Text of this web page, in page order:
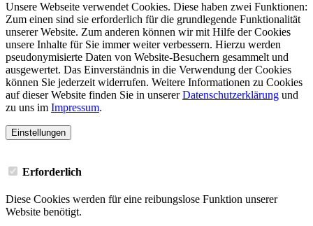
Unsere Webseite verwendet Cookies. Diese haben zwei Funktionen:
Zum einen sind sie erforderlich für die grundlegende Funktionalität
unserer Website. Zum anderen können wir mit Hilfe der Cookies
unsere Inhalte für Sie immer weiter verbessern. Hierzu werden
pseudonymisierte Daten von Website-Besuchern gesammelt und
ausgewertet. Das Einverständnis in die Verwendung der Cookies
können Sie jederzeit widerrufen. Weitere Informationen zu Cookies
auf dieser Website finden Sie in unsererDatenschutzerklärung und
zu uns im Impressum.
Einstellungen
Erforderlich
Diese Cookies werden für eine reibungslose Funktion unserer
Website benötigt.